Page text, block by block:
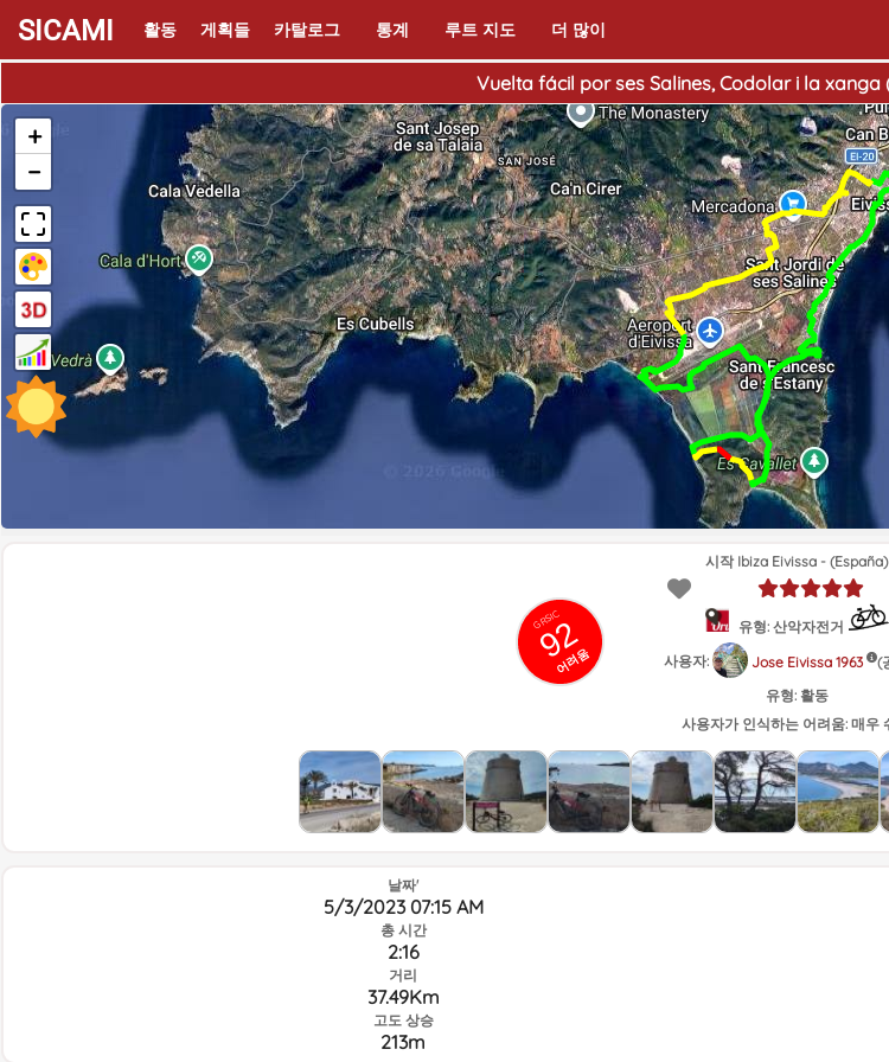
SICAMI 활동 게획들 카탈로그 통계 루트 지도 더 많이
Vuelta fácil por ses Salines, Codolar i la xanga
+
−
GRSIC
92
어려움
시작 Ibiza Eivissa - (España)
유형: 산악자전거
사용자:
Jose Eivissa 1963
(
유형: 활동
사용자가 인식하는 어려움: 매우
날짜'
5/3/2023 07:15 AM
총 시간
2:16
거리
37.49Km
고도 상승
213m